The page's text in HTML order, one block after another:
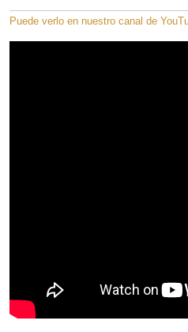
Puede verlo en nuestro canal de